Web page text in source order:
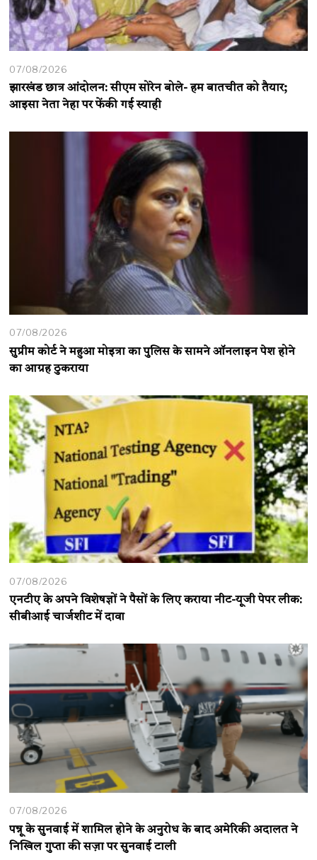
07/08/2026
झारखंड छात्र आंदोलन: सीएम सोरेन बोले- हम बातचीत को तैयार;
आइसा नेता नेहा पर फेंकी गई स्याही
07/08/2026
सुप्रीम कोर्ट ने महुआ मोइत्रा का पुलिस के सामने ऑनलाइन पेश होने
का आग्रह ठुकराया
07/08/2026
एनटीए के अपने विशेषज्ञों ने पैसों के लिए कराया नीट-यूजी पेपर लीक:
सीबीआई चार्जशीट में दावा
07/08/2026
पन्नू के सुनवाई में शामिल होने के अनुरोध के बाद अमेरिकी अदालत ने
निखिल गुप्ता की सज़ा पर सुनवाई टाली